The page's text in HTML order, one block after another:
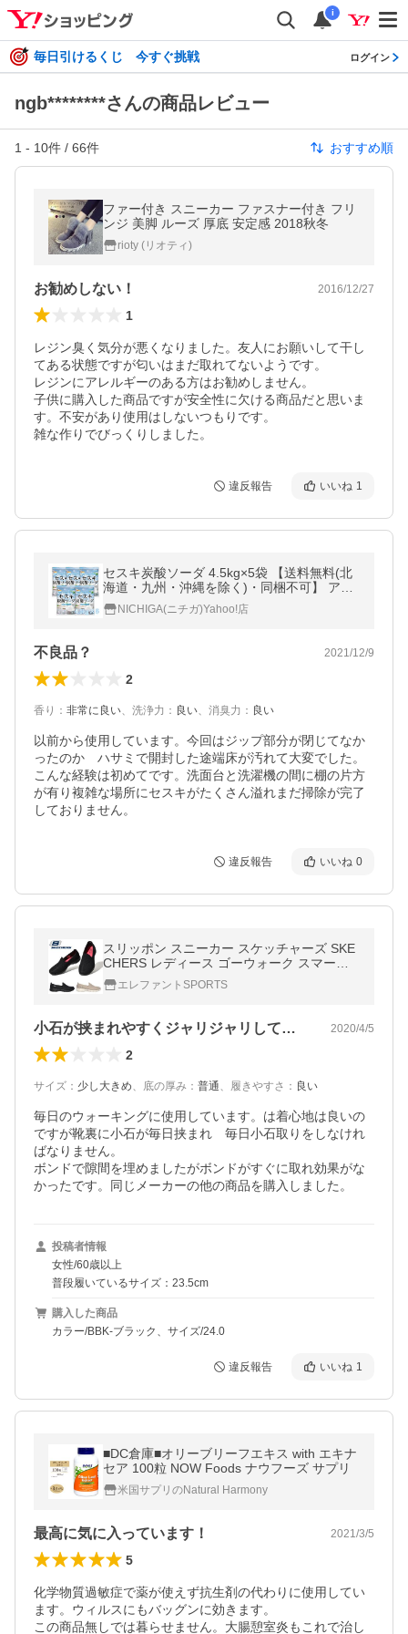
i
毎日引けるくじ 今すぐ挑戦 ログイン
ngb********さんの商品レビュー
1 - 10件 / 66件 おすすめ順
ファー付き スニーカー ファスナー付き フリ
ンジ 美脚 ルーズ 厚底 安定感 2018秋冬
rioty (リオティ)
お勧めしない！ 2016/12/27
1
レジン臭く気分が悪くなりました。友人にお願いして干し
てある状態ですが匂いはまだ取れてないようです。
レジンにアレルギーのある方はお勧めしません。
子供に購入した商品ですが安全性に欠ける商品だと思いま
す。不安があり使用はしないつもりです。
雑な作りでびっくりしました。
違反報告 いいね 1
セスキ炭酸ソーダ 4.5kg×5袋 【送料無料(北
海道・九州・沖縄を除く)・同梱不可】 アル
カリ洗浄剤 NICHIGA(ニチガ) TKJ
NICHIGA(ニチガ)Yahoo!店
不良品？ 2021/12/9
2
香り ： 非常に良い、 洗浄力 ： 良い、 消臭力 ： 良い
以前から使用しています。今回はジップ部分が閉じてなか
ったのか　ハサミで開封した途端床が汚れて大変でした。
こんな経験は初めてです。洗面台と洗濯機の間に棚の片方
が有り複雑な場所にセスキがたくさん溢れまだ掃除が完了
しておりません。
違反報告 いいね 0
スリッポン スニーカー スケッチャーズ SKE
CHERS レディース ゴーウォーク スマート
GOWALK SMART シューズ 靴 16700
エレファントSPORTS
小石が挟まれやすくジャリジャリして不便！ 2020/4/5
2
サイズ ： 少し大きめ、 底の厚み ： 普通、 履きやすさ ： 良い
毎日のウォーキングに使用しています。は着心地は良いの
ですが靴裏に小石が毎日挟まれ　毎日小石取りをしなけれ
ばなりません。
ボンドで隙間を埋めましたがボンドがすぐに取れ効果がな
かったです。同じメーカーの他の商品を購入しました。
投稿者情報
女性/60歳以上
普段履いているサイズ：23.5cm
購入した商品
カラー/BBK-ブラック、サイズ/24.0
違反報告 いいね 1
■DC倉庫■オリーブリーフエキス with エキナ
セア 100粒 NOW Foods ナウフーズ サプリ
米国サプリのNatural Harmony
最高に気に入っています！ 2021/3/5
5
化学物質過敏症で薬が使えず抗生剤の代わりに使用してい
ます。ウィルスにもバッグンに効きます。
この商品無しでは暮らせません。大腸憩室炎もこれで治し